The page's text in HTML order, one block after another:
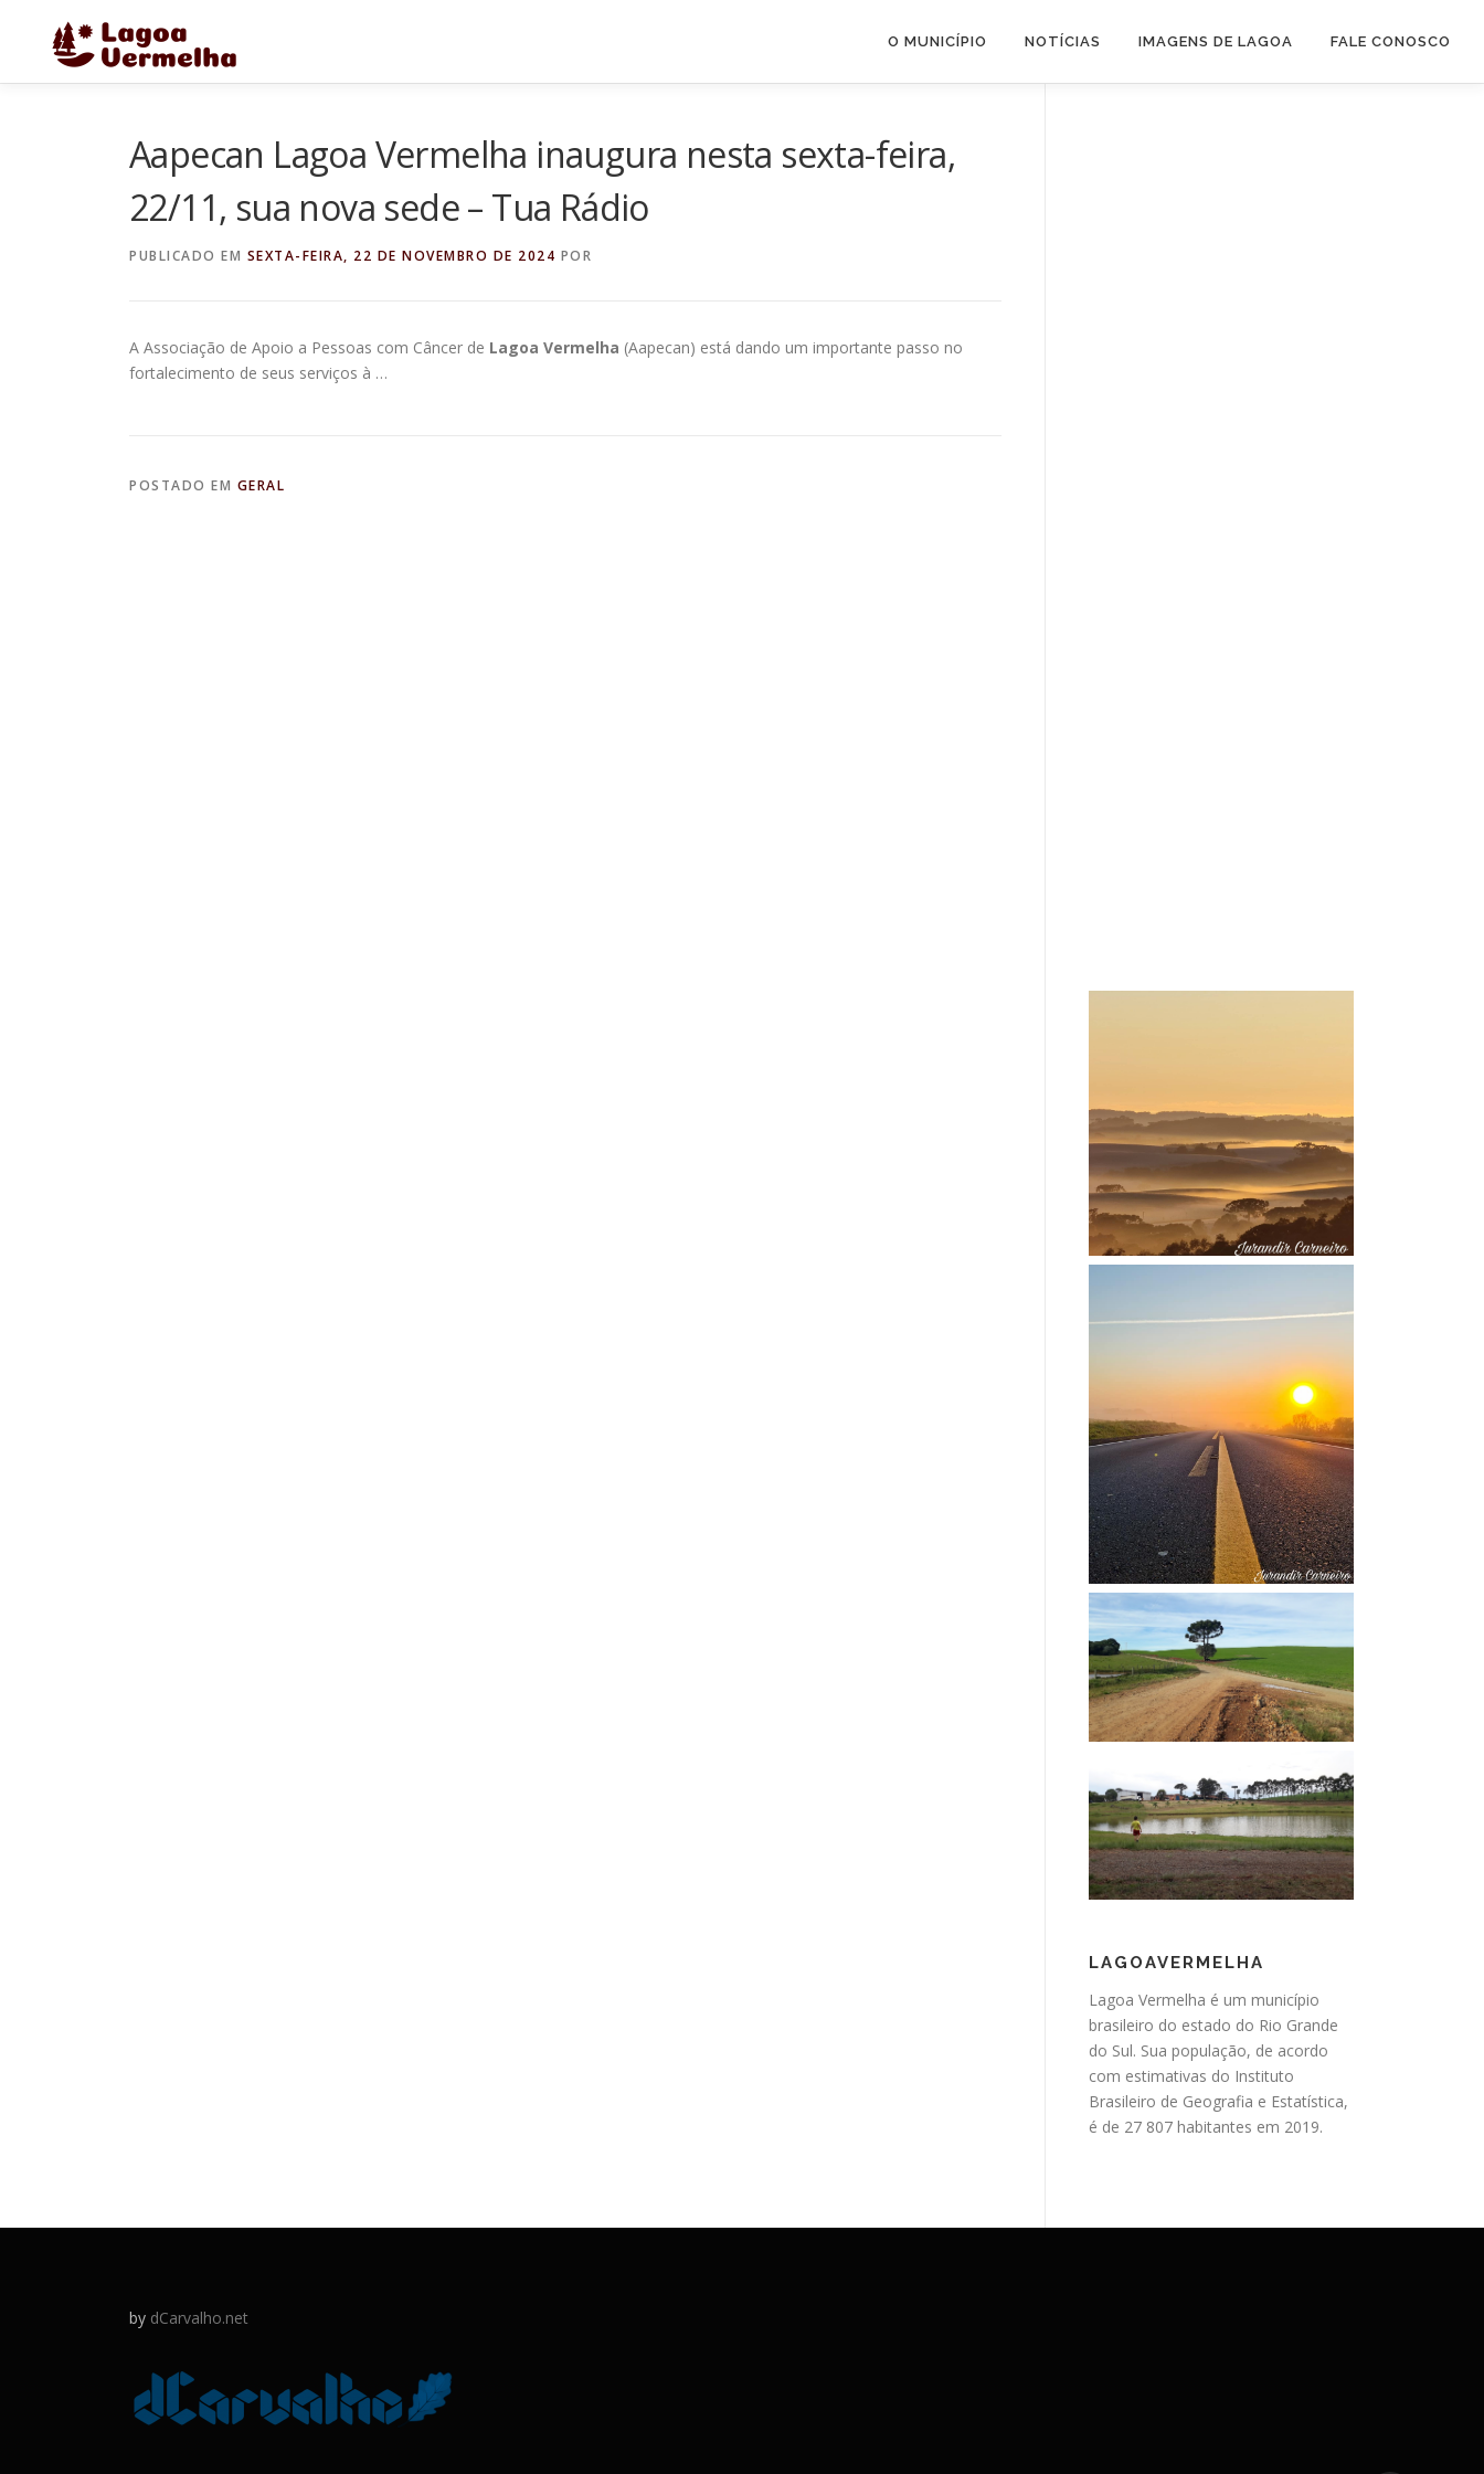
conteúdo
O MUNICÍPIO NOTÍCIAS IMAGENS DE LAGOA FALE CONOSCO
Aapecan Lagoa Vermelha inaugura nesta sexta-feira,
22/11, sua nova sede – Tua Rádio
PUBLICADO EM SEXTA-FEIRA, 22 DE NOVEMBRO DE 2024 POR
A Associação de Apoio a Pessoas com Câncer de Lagoa Vermelha (Aapecan) está dando um importante passo no
fortalecimento de seus serviços à …
POSTADO EM GERAL
LAGOAVERMELHA
Lagoa Vermelha é um município
brasileiro do estado do Rio Grande
do Sul. Sua população, de acordo
com estimativas do Instituto
Brasileiro de Geografia e Estatística,
é de 27 807 habitantes em 2019.
by dCarvalho.net